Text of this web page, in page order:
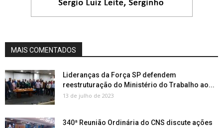
MAIS COMENTADOS
Lideranças da Força SP defendem
reestruturação do Ministério do Trabalho ao...
13 de julho de 2023
340ª Reunião Ordinária do CNS discute ações